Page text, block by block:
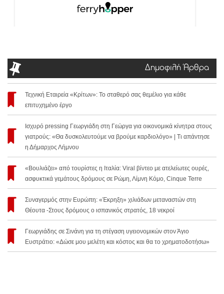
Δημοφιλή Άρθρα
Τεχνική Εταιρεία «Κρίτων»: Το σταθερό σας θεμέλιο για κάθε
επιτυχημένο έργο
Ισχυρό pressing Γεωργιάδη στη Γεώργα για οικονομικά κίνητρα στους
γιατρούς: «Θα δυσκολευτούμε να βρούμε καρδιολόγο» | Τι απάντησε
η Δήμαρχος Λήμνου
«Βουλιάζει» από τουρίστες η Ιταλία: Viral βίντεο με ατελείωτες ουρές,
ασφυκτικά γεμάτους δρόμους σε Ρώμη, Λίμνη Κόμο, Cinque Terre
Συναγερμός στην Ευρώπη: «Έκρηξη» χιλιάδων μεταναστών στη
Θέουτα -Στους δρόμους ο ισπανικός στρατός, 18 νεκροί
Γεωργιάδης σε Σινάνη για τη στέγαση υγειονομικών στον Άγιο
Ευστράτιο: «Δώσε μου μελέτη και κόστος και θα το χρηματοδοτήσω»